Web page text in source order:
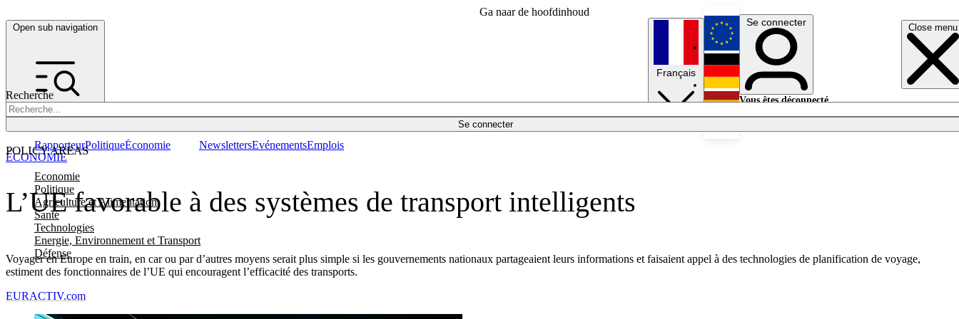
Ga naar de hoofdinhoud
Open sub navigation Close menu
Recherche
Se connecter
POLICY AREAS
Economie
Politique
Agriculture et Alimentation
Santé
Technologies
Energie, Environnement et Transport
Défense
RapporteurPolitiqueÉconomie NewslettersEvénementsEmplois
Français
English
Deutsch
Se connecter
Vous êtes déconnecté.
L’UE favorable à des systèmes de transport intelligents
Voyager en Europe en train, en car ou par d’autres moyens serait plus simple si les gouvernements nationaux partageaient leurs informations et faisaient appel à des technologies de planification de voyage,
estiment des fonctionnaires de l’UE qui encouragent l’efficacité des transports.
ÉCONOMIE
EURACTIV.com